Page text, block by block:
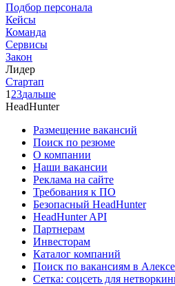
Подбор персонала
Кейсы
Команда
Сервисы
Закон
Лидер
Стартап
1 23дальше
HeadHunter
Размещение вакансий
Поиск по резюме
О компании
Наши вакансии
Реклама на сайте
Требования к ПО
Безопасный HeadHunter
HeadHunter API
Партнерам
Инвесторам
Каталог компаний
Поиск по вакансиям в
Сетка: соцсеть для